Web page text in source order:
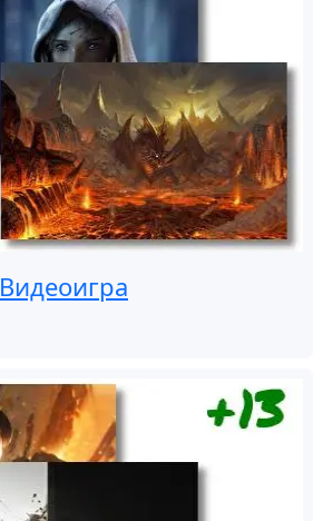
Видеоигра